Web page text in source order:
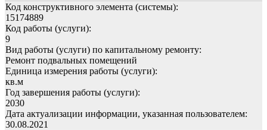
Код конструктивного элемента (системы):
15174889
Код работы (услуги):
9
Вид работы (услуги) по капитальному ремонту:
Ремонт подвальных помещений
Единица измерения работы (услуги):
кв.м
Год завершения работы (услуги):
2030
Дата актуализации информации, указанная пользователем:
30.08.2021